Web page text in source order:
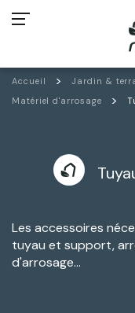
Accueil Jardin &
Matériel d'arrosage
Les accessoires
tuyau et support,
d'arrosage...